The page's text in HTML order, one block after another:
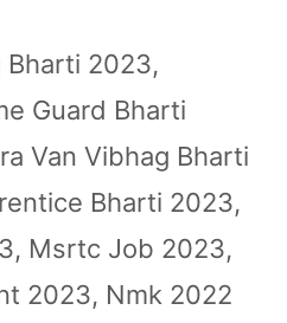
Bharti 2023,
Guard Bharti
Van Vibhag Bharti
Bharti 2023,
, Msrtc Job 2023,
2023, Nmk 2022